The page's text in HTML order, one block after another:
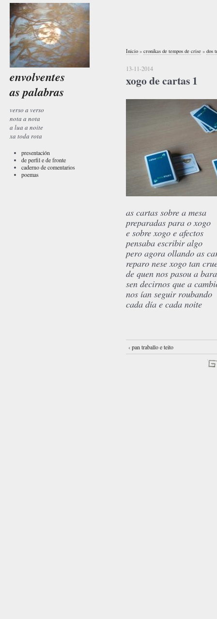
envolventes
as palabras
verso a verso
nota a nota
a lua a noite
xa toda rota
presentación
de perfil e de fronte
caderno de comentarios
poemas
Inicio » cronikas de tempos de crise » dos
13-11-2014
xogo de cartas 1
as cartas sobre a mesa
preparadas para o xogo
e sobre xogo e afectos
pensaba escribir algo
pero agora ollando as
reparo nese xogo tan
de quen nos pasou a
sen decirnos que a
nos ían seguir roubando
cada día e cada noite
‹ pan traballo e teito